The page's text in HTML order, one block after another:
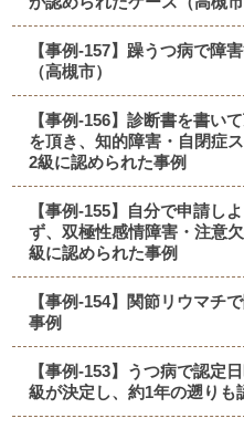
【事例-157】躁うつ病で障
（高槻市）
【事例-156】診断書を書い
を頂き、知的障害・自閉症
2級に認められた事例
【事例-155】自分で申請し
ず、双極性感情障害・注意
級に認められた事例
【事例-154】関節リウマチ
事例
【事例-153】うつ病で認定
級が決定し、約1年の遡りも